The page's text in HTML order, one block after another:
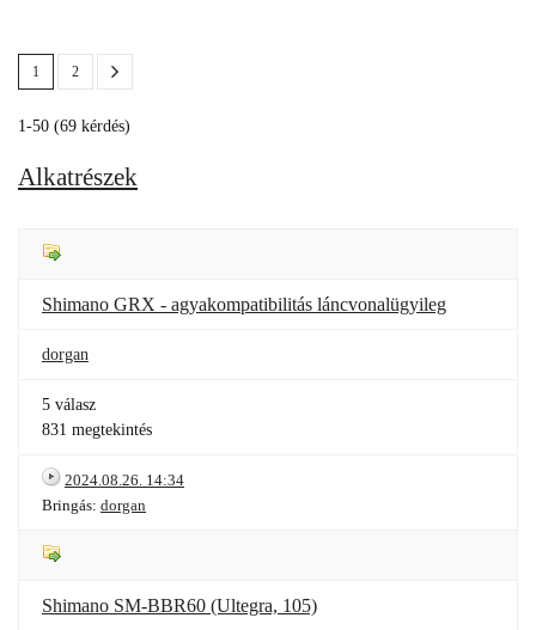
1 2
1-50 (69 kérdés)
Alkatrészek
Shimano GRX - agyakompatibilitás láncvonalügyileg
dorgan
5 válasz
831 megtekintés
2024.08.26. 14:34
Bringás: dorgan
Shimano SM-BBR60 (Ultegra, 105)